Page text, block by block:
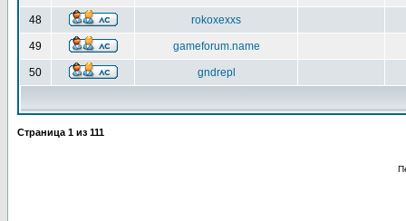
48 rokoxexxs
49 gameforum.name
50 gndrepl
Страница 1 из 111